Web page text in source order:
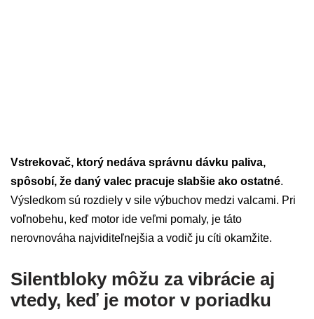
Vstrekovač, ktorý nedáva správnu dávku paliva,
spôsobí, že daný valec pracuje slabšie ako ostatné.
Výsledkom sú rozdiely v sile výbuchov medzi valcami. Pri
voľnobehu, keď motor ide veľmi pomaly, je táto
nerovnováha najviditeľnejšia a vodič ju cíti okamžite.
Silentbloky môžu za vibrácie aj
vtedy, keď je motor v poriadku